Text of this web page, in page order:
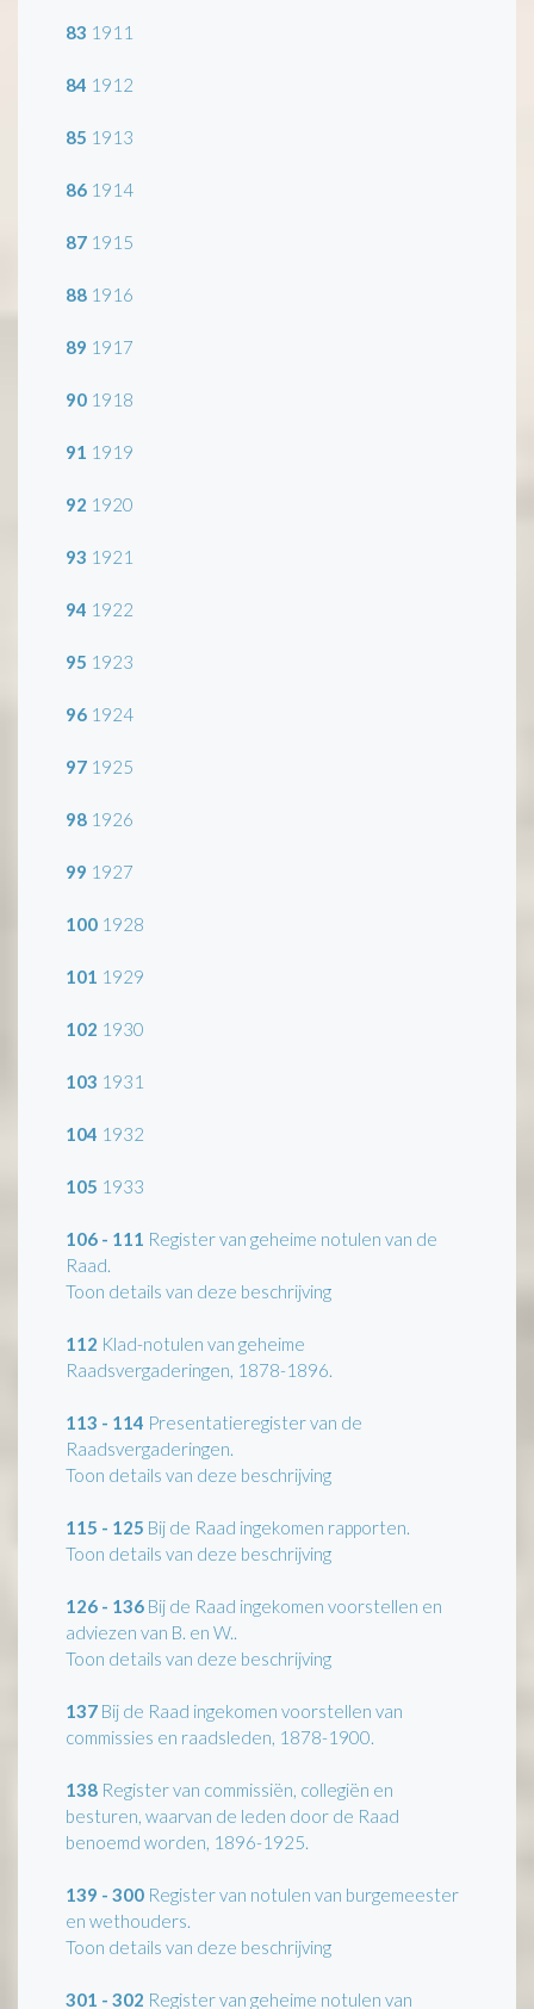
83 1911
84 1912
85 1913
86 1914
87 1915
88 1916
89 1917
90 1918
91 1919
92 1920
93 1921
94 1922
95 1923
96 1924
97 1925
98 1926
99 1927
100 1928
101 1929
102 1930
103 1931
104 1932
105 1933
106 - 111 Register van geheime notulen van de
Raad.
Toon details van deze beschrijving
112 Klad-notulen van geheime
Raadsvergaderingen, 1878-1896.
113 - 114 Presentatieregister van de
Raadsvergaderingen.
Toon details van deze beschrijving
115 - 125 Bij de Raad ingekomen rapporten.
Toon details van deze beschrijving
126 - 136 Bij de Raad ingekomen voorstellen en
adviezen van B. en W..
Toon details van deze beschrijving
137 Bij de Raad ingekomen voorstellen van
commissies en raadsleden, 1878-1900.
138 Register van commissiën, collegiën en
besturen, waarvan de leden door de Raad
benoemd worden, 1896-1925.
139 - 300 Register van notulen van burgemeester
en wethouders.
Toon details van deze beschrijving
301 - 302 Register van geheime notulen van